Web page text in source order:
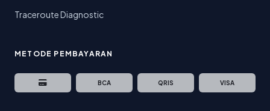
Traceroute Diagnostic
METODE PEMBAYARAN
BCA QRIS VISA